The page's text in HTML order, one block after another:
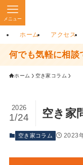
メニュー
ホーム アクセス
何でも気軽に相談
ホーム 空き家コラム
空き家
2026
1/24
空き家コラム 2023